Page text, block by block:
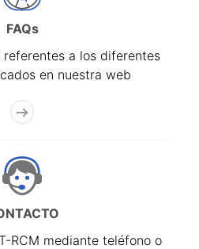
FAQs
referentes a los diferentes
en nuestra web
RCM mediante teléfono o